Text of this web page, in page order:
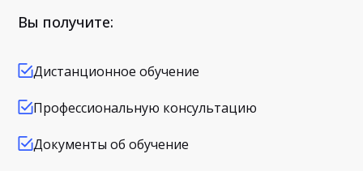
Вы получите:
Дистанционное обучение
Профессиональную консультацию
Документы об обучение